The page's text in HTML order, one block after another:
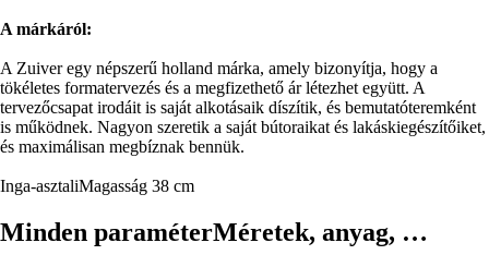
A márkáról:
A Zuiver egy népszerű holland márka, amely bizonyítja, hogy a
tökéletes formatervezés és a megfizethető ár létezhet együtt. A
tervezőcsapat irodáit is saját alkotásaik díszítik, és bemutatóteremként
is működnek. Nagyon szeretik a saját bútoraikat és lakáskiegészítőiket,
és maximálisan megbíznak bennük.
Inga-asztaliMagasság 38 cm
Minden paraméterMéretek, anyag, …